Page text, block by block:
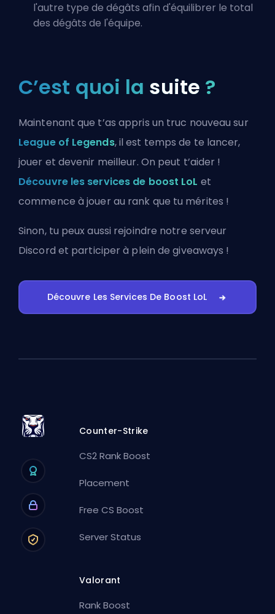
l'autre type de dégâts afin d'équilibrer le total
des dégâts de l'équipe.
C’est quoi la suite ?
Maintenant que t’as appris un truc nouveau sur
League of Legends, il est temps de te lancer,
jouer et devenir meilleur. On peut t’aider !
Découvre les services de boost LoL et
commence à jouer au rank que tu mérites !
Sinon, tu peux aussi rejoindre notre serveur
Discord et participer à plein de giveaways !
Découvre Les Services De Boost LoL
Counter-Strike
CS2 Rank Boost
Placement
Free CS Boost
Server Status
Valorant
Rank Boost